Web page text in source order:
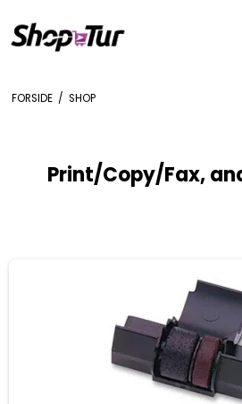
FORSIDE / SHOP
Print/Copy/Fax,